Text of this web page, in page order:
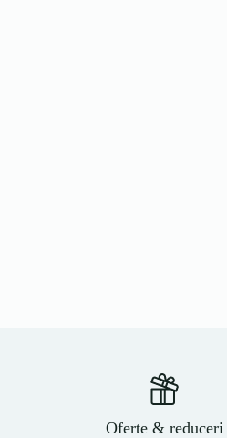
Oferte & reduceri